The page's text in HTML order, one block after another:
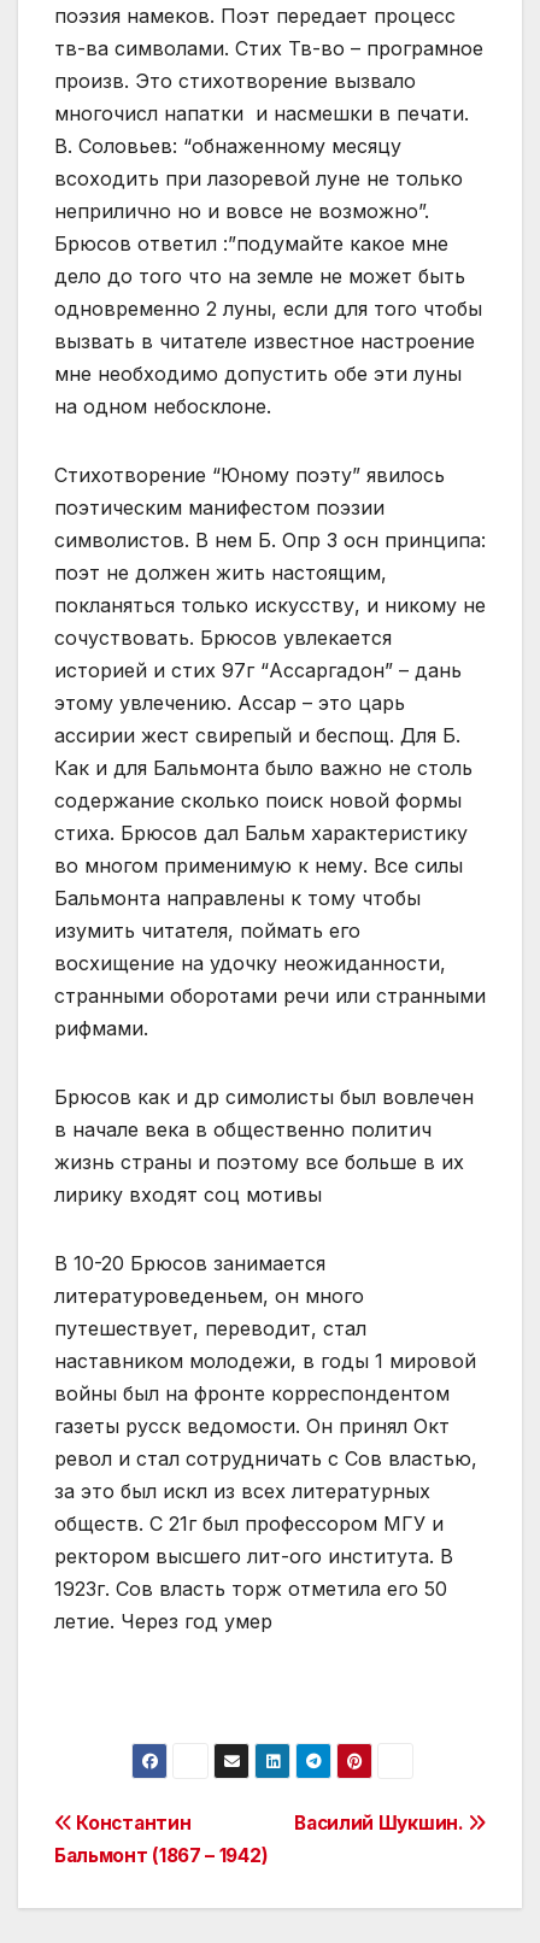
поэзия намеков. Поэт передает процесс
тв-ва символами. Стих Тв-во – програмное
произв. Это стихотворение вызвало
многочисл напатки и насмешки в печати.
В. Соловьев: “обнаженному месяцу
всоходить при лазоревой луне не только
неприлично но и вовсе не возможно”.
Брюсов ответил :”подумайте какое мне
дело до того что на земле не может быть
одновременно 2 луны, если для того чтобы
вызвать в читателе известное настроение
мне необходимо допустить обе эти луны
на одном небосклоне.
Стихотворение “Юному поэту” явилось
поэтическим манифестом поэзии
символистов. В нем Б. Опр 3 осн принципа:
поэт не должен жить настоящим,
покланяться только искусству, и никому не
сочуствовать. Брюсов увлекается
историей и стих 97г “Ассаргадон” – дань
этому увлечению. Ассар – это царь
ассирии жест свирепый и беспощ. Для Б.
Как и для Бальмонта было важно не столь
содержание сколько поиск новой формы
стиха. Брюсов дал Бальм характеристику
во многом применимую к нему. Все силы
Бальмонта направлены к тому чтобы
изумить читателя, поймать его
восхищение на удочку неожиданности,
странными оборотами речи или странными
рифмами.
Брюсов как и др симолисты был вовлечен
в начале века в общественно политич
жизнь страны и поэтому все больше в их
лирику входят соц мотивы
В 10-20 Брюсов занимается
литературоведеньем, он много
путешествует, переводит, стал
наставником молодежи, в годы 1 мировой
войны был на фронте корреспондентом
газеты русск ведомости. Он принял Окт
револ и стал сотрудничать с Сов властью,
за это был искл из всех литературных
обществ. С 21г был профессором МГУ и
ректором высшего лит-ого института. В
1923г. Сов власть торж отметила его 50
летие. Через год умер
Post
navigation
Василий Шукшин.
Константин
Бальмонт (1867 – 1942)